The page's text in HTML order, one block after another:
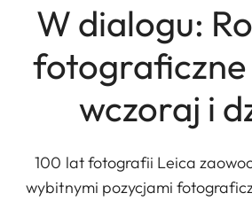
W dialogu:
fotograficzne
wczoraj i
100 lat fotografii Leica
wybitnymi pozycjami